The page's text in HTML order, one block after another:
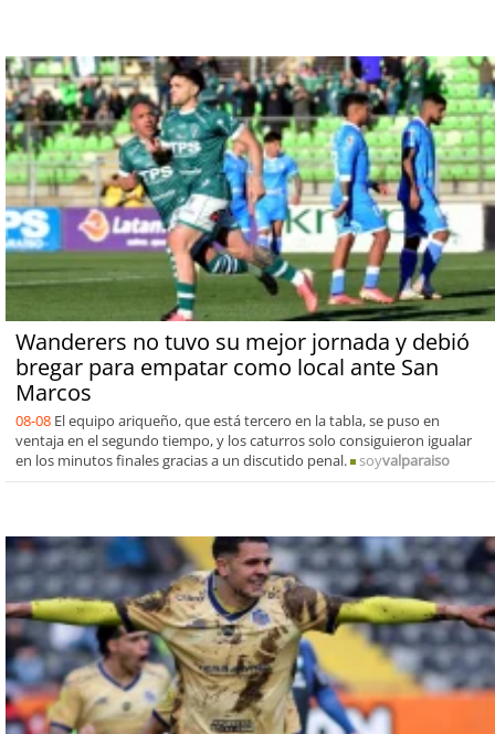
Wanderers no tuvo su mejor jornada y debió
bregar para empatar como local ante San
Marcos
08-08 El equipo ariqueño, que está tercero en la tabla, se puso en
ventaja en el segundo tiempo, y los caturros solo consiguieron igualar
en los minutos finales gracias a un discutido penal.
soyvalparaiso